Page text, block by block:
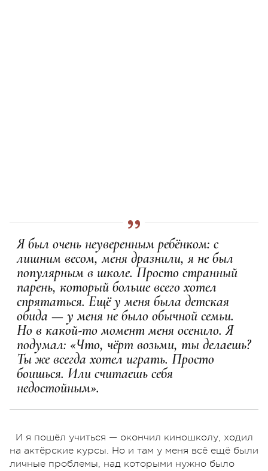
Я был очень неуверенным ребёнком: с
лишним весом, меня дразнили, я не был
популярным в школе. Просто странный
парень, который больше всего хотел
спрятаться. Ещё у меня была детская
обида — у меня не было обычной семьи.
Но в какой-то момент меня осенило. Я
подумал: «Что, чёрт возьми, ты делаешь?
Ты же всегда хотел играть. Просто
боишься. Или считаешь себя
недостойным».
И я пошёл учиться — окончил киношколу, ходил
на актёрские курсы. Но и там у меня всё ещё были
личные проблемы, над которыми нужно было